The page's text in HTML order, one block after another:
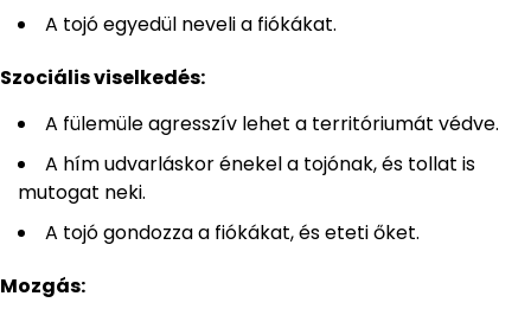
A tojó egyedül neveli a fiókákat.
Szociális viselkedés:
A fülemüle agresszív lehet a territóriumát védve.
A hím udvarláskor énekel a tojónak, és tollat is
mutogat neki.
A tojó gondozza a fiókákat, és eteti őket.
Mozgás: